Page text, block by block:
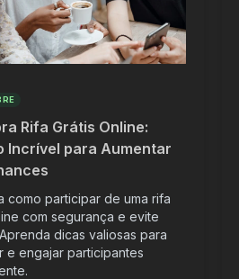
Rifa Grátis Online:
Incrível para Aumentar
como participar de uma rifa
com segurança e evite
dicas valiosas para
e engajar participantes